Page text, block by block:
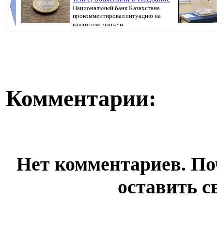
Национальный банк Казахстана
прокомментировал ситуацию на
валютном рынке и ...
Комментарии:
Нет комментариев.
оставить